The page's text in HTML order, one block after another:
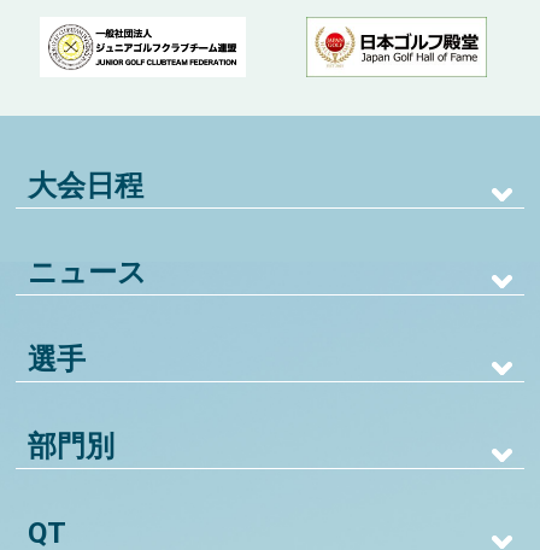
大会日程
ニュース
選手
部門別
QT